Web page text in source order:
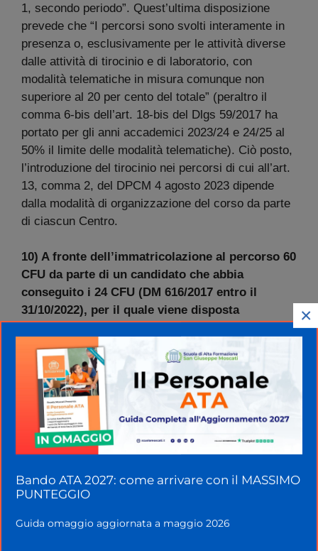
1, secondo periodo”. Quest’ultima disposizione
prevede che “I percorsi sono svolti interamente in
presenza o, esclusivamente per le attività diverse
dalle attività di tirocinio e di laboratorio, con
modalità telematiche in misura comunque non
superiore al 20 per cento del totale” (peraltro il
comma 6-bis dell’art. 18-bis del Dlgs 59/2017 ha
portato per gli anni accademici 2023/24 e 24/25 al
50% il limite delle modalità telematiche). Ciò posto,
l’introduzione del tirocinio nei percorsi di cui all’art.
13, comma 2, del DPCM 4 agosto 2023 dipende
dalla modalità di organizzazione del corso da parte
di ciascun Centro.
10) A fronte dell’immatricolazione al percorso 60
CFU da parte di un candidato che abbia
conseguito i 24 CFU (DM 616/2017 entro il
31/10/2022), per il quale viene disposta
essere considerato anche possibile il
riconoscimento di ulteriori 7 CFU per le attività
formative del percorso e di ulteriori 3 CFU nel
tirocinio diretto e indiretto come previsto
dall’allegato B?
Sì. Il riconoscimento rientra nella regolamentazione
ulteriori rispetto ai 24 non può essere superiore a 7
×
Bando ATA 2027: come arrivare con il MASSIMO
PUNTEGGIO
Guida omaggio aggiornata a maggio 2026